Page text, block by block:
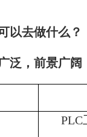
以去做什么？
泛，前景广阔
PLC